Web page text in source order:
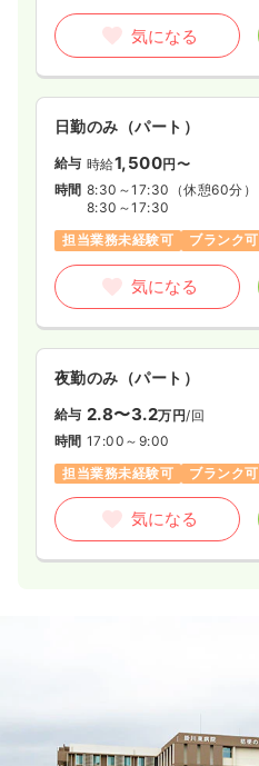
気になる
日勤のみ（パート）
給与 時給1,500円〜
時間 8:30～17:30 （休憩60分）
8:30～17:30
担当業務未経験可
ブランク可
気になる
夜勤のみ（パート）
給与 2.8〜3.2万円/回
時間 17:00～9:00
担当業務未経験可
ブランク可
気になる